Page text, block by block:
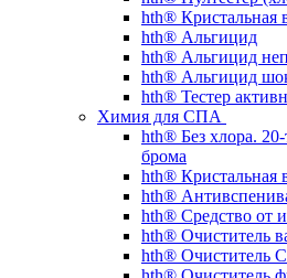
hth® Кристальная
hth® Альгицид
hth® Альгицид
hth® Альгицид
hth® Тестер
Химия для СПА
hth® Без хлора.
брома
hth® Кристальная
hth®
hth® Средство от
hth® Очиститель
hth® Очиститель